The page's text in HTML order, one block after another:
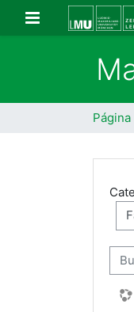
Salta al contenido
Panel